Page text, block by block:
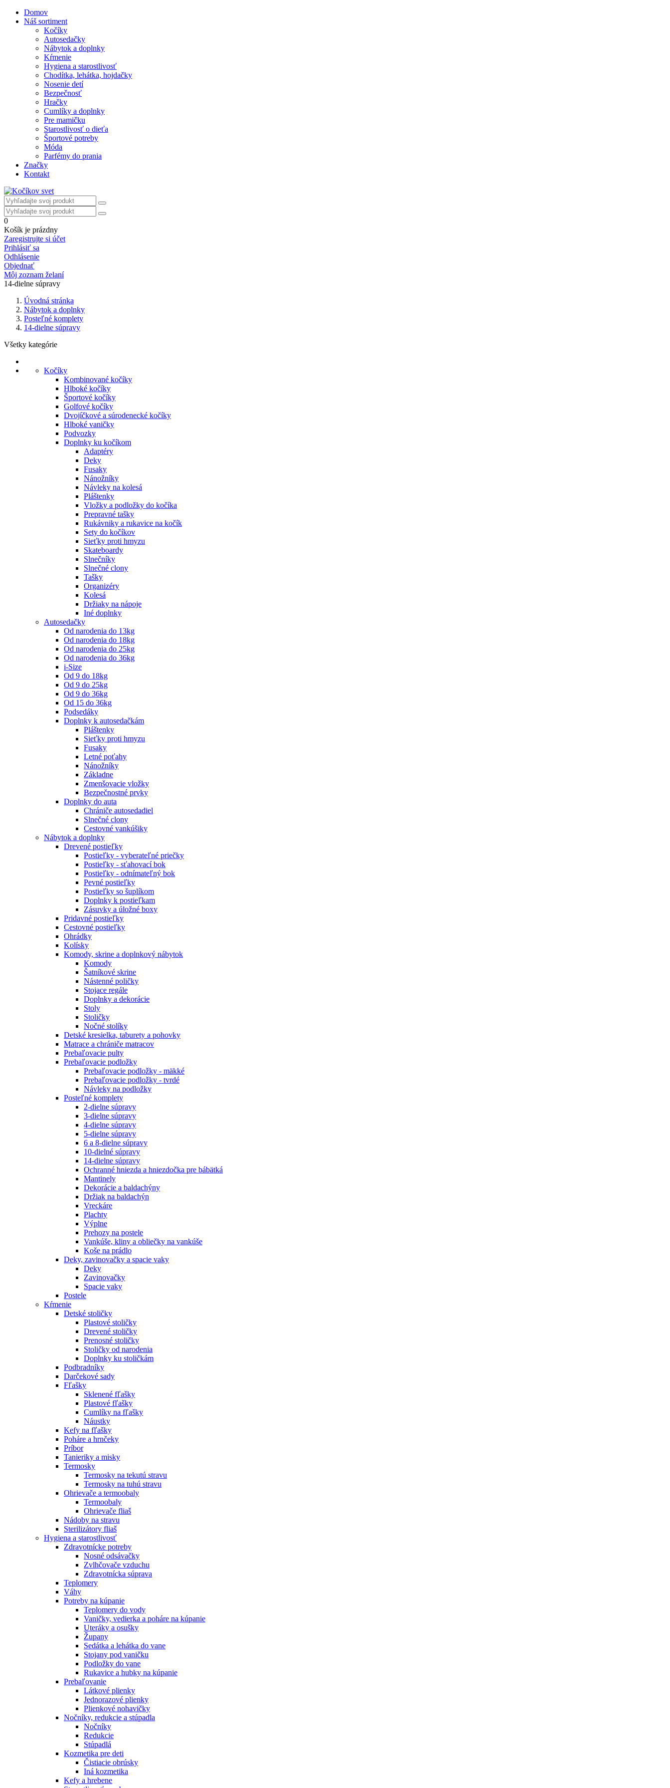
Domov
Náš sortiment
Kočíky
Autosedačky
Nábytok a doplnky
Kŕmenie
Hygiena a starostlivosť
Chodítka, lehátka, hojdačky
Nosenie detí
Bezpečnosť
Hračky
Cumlíky a doplnky
Pre mamičku
Starostlivosť o dieťa
Športové potreby
Móda
Parfémy do prania
Značky
Kontakt
0
Košík je prázdny
Zaregistrujte si účet
Prihlásiť sa
Odhlásenie
Objednať
Môj zoznam želaní
14-dielne súpravy
Úvodná stránka
Nábytok a doplnky
Posteľné komplety
14-dielne súpravy
Všetky kategórie
Kočíky
Kombinované kočíky
Hlboké kočíky
Športové kočíky
Golfové kočíky
Dvojíčkové a súrodenecké kočíky
Hlboké vaničky
Podvozky
Doplnky ku kočíkom
Adaptéry
Deky
Fusaky
Nánožníky
Návleky na kolesá
Pláštenky
Vložky a podložky do kočíka
Prepravné tašky
Rukávniky a rukavice na kočík
Sety do kočíkov
Sieťky proti hmyzu
Skateboardy
Slnečníky
Slnečné clony
Tašky
Organizéry
Kolesá
Držiaky na nápoje
Iné doplnky
Autosedačky
Od narodenia do 13kg
Od narodenia do 18kg
Od narodenia do 25kg
Od narodenia do 36kg
i-Size
Od 9 do 18kg
Od 9 do 25kg
Od 9 do 36kg
Od 15 do 36kg
Podsedáky
Doplnky k autosedačkám
Pláštenky
Sieťky proti hmyzu
Fusaky
Letné poťahy
Nánožníky
Základne
Zmenšovacie vložky
Bezpečnostné prvky
Doplnky do auta
Chrániče autosedadiel
Slnečné clony
Cestovné vankúšiky
Nábytok a doplnky
Drevené postieľky
Postieľky - vyberateľné priečky
Postieľky - sťahovací bok
Postieľky - odnímateľný bok
Pevné postieľky
Postieľky so šuplíkom
Doplnky k postieľkam
Zásuvky a úložné boxy
Pridavné postieľky
Cestovné postieľky
Ohrádky
Kolísky
Komody, skrine a doplnkový nábytok
Komody
Šatníkové skrine
Nástenné poličky
Stojace regále
Doplnky a dekorácie
Stoly
Stoličky
Nočné stolíky
Detské kresielka, taburety a pohovky
Matrace a chrániče matracov
Prebaľovacie pulty
Prebaľovacie podložky
Prebaľovacie podložky - mäkké
Prebaľovacie podložky - tvrdé
Návleky na podložky
Posteľné komplety
2-dielne súpravy
3-dielne súpravy
4-dielne súpravy
5-dielne súpravy
6 a 8-dielne súpravy
10-dielné súpravy
14-dielne súpravy
Ochranné hniezda a hniezdočka pre bábätká
Mantinely
Dekorácie a baldachýny
Držiak na baldachýn
Vreckáre
Plachty
Výplne
Prehozy na postele
Vankúše, kliny a obliečky na vankúše
Koše na prádlo
Deky, zavinovačky a spacie vaky
Deky
Zavinovačky
Spacie vaky
Postele
Kŕmenie
Detské stoličky
Plastové stoličky
Drevené stoličky
Prenosné stoličky
Stoličky od narodenia
Doplnky ku stoličkám
Podbradníky
Darčekové sady
Fľašky
Sklenené fľašky
Plastové fľašky
Cumlíky na fľašky
Náustky
Kefy na fľašky
Poháre a hrnčeky
Príbor
Tanieriky a misky
Termosky
Termosky na tekutú stravu
Termosky na tuhú stravu
Ohrievače a termoobaly
Termoobaly
Ohrievače fliaš
Nádoby na stravu
Sterilizátory fliaš
Hygiena a starostlivosť
Zdravotnícke potreby
Nosné odsávačky
Zvlhčovače vzduchu
Zdravotnícka súprava
Teplomery
Váhy
Potreby na kúpanie
Teplomery do vody
Vaničky, vedierka a poháre na kúpanie
Uteráky a osušky
Župany
Sedátka a lehátka do vane
Stojany pod vaničku
Podložky do vane
Rukavice a hubky na kúpanie
Prebaľovanie
Látkové plienky
Jednorazové plienky
Plienkové nohavičky
Nočníky, redukcie a stúpadla
Nočníky
Redukcie
Stúpadlá
Kozmetika pre deti
Čistiacie obrúsky
Iná kozmetika
Kefy a hrebene